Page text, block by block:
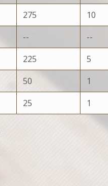
275 10
--
--
225 5
50 1
25 1